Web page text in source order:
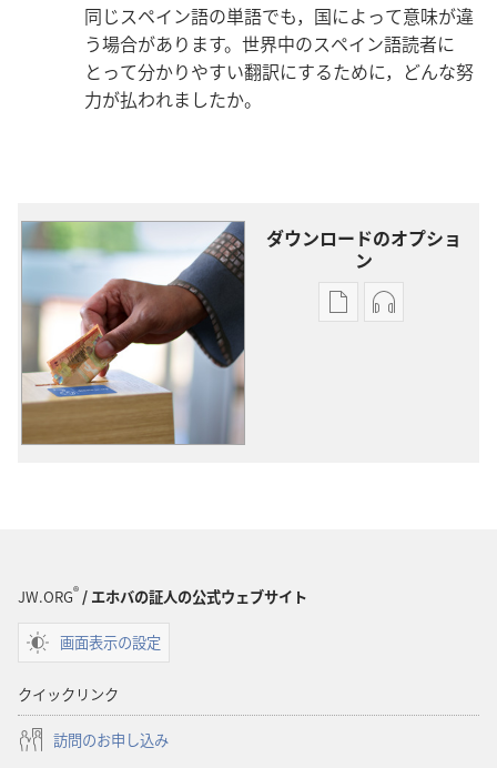
同じスペイン語の単語でも，国によって意味が違
う場合があります。世界中のスペイン語読者に
とって分かりやすい翻訳にするために，どんな努
力が払われましたか。
ダウンロードのオプショ
ン
出
オー
JW.ORG® / エホバの証人の公式ウェブサイト
画面表示の設定
クイックリンク
訪問のお申し込み